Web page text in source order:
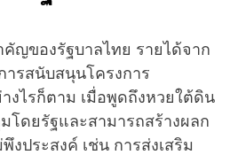
คัญของรัฐบาลไทย รายได้จาก
ารสนับสนุนโครงการ
งไรก็ตาม เมื่อพูดถึงหวยใต้ดิน
โดยรัฐและสามารถสร้างผลก
งประสงค์ เช่น การส่งเสริม